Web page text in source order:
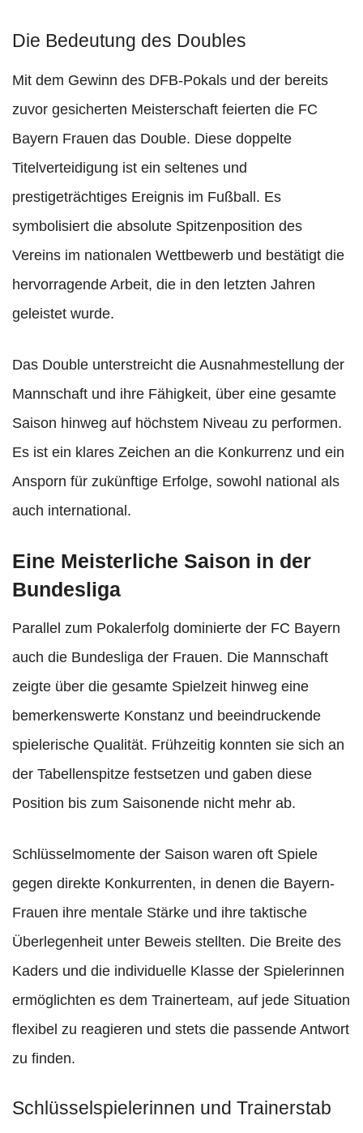
Die Bedeutung des Doubles
Mit dem Gewinn des DFB-Pokals und der bereits
zuvor gesicherten Meisterschaft feierten die FC
Bayern Frauen das Double. Diese doppelte
Titelverteidigung ist ein seltenes und
prestigeträchtiges Ereignis im Fußball. Es
symbolisiert die absolute Spitzenposition des
Vereins im nationalen Wettbewerb und bestätigt die
hervorragende Arbeit, die in den letzten Jahren
geleistet wurde.
Das Double unterstreicht die Ausnahmestellung der
Mannschaft und ihre Fähigkeit, über eine gesamte
Saison hinweg auf höchstem Niveau zu performen.
Es ist ein klares Zeichen an die Konkurrenz und ein
Ansporn für zukünftige Erfolge, sowohl national als
auch international.
Eine Meisterliche Saison in der
Bundesliga
Parallel zum Pokalerfolg dominierte der FC Bayern
auch die Bundesliga der Frauen. Die Mannschaft
zeigte über die gesamte Spielzeit hinweg eine
bemerkenswerte Konstanz und beeindruckende
spielerische Qualität. Frühzeitig konnten sie sich an
der Tabellenspitze festsetzen und gaben diese
Position bis zum Saisonende nicht mehr ab.
Schlüsselmomente der Saison waren oft Spiele
gegen direkte Konkurrenten, in denen die Bayern-
Frauen ihre mentale Stärke und ihre taktische
Überlegenheit unter Beweis stellten. Die Breite des
Kaders und die individuelle Klasse der Spielerinnen
ermöglichten es dem Trainerteam, auf jede Situation
flexibel zu reagieren und stets die passende Antwort
zu finden.
Schlüsselspielerinnen und Trainerstab